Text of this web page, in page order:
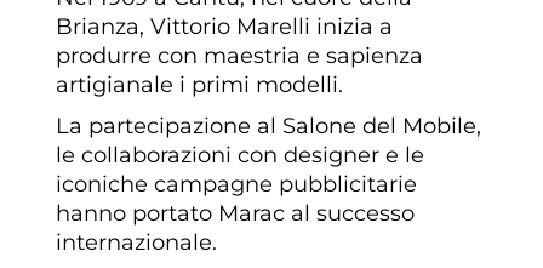
Brianza, Vittorio Marelli inizia a
produrre con maestria e sapienza
artigianale i primi modelli.
La partecipazione al Salone del Mobile,
le collaborazioni con designer e le
iconiche campagne pubblicitarie
hanno portato Marac al successo
internazionale.